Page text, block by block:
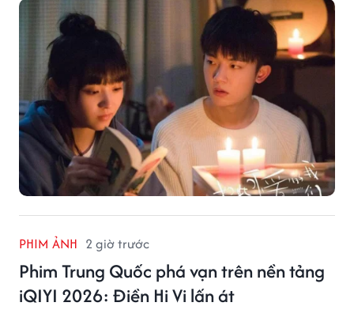
PHIM ẢNH 2 giờ trước
Phim Trung Quốc phá vạn trên nền tảng
iQIYI 2026: Điền Hi Vi lấn át